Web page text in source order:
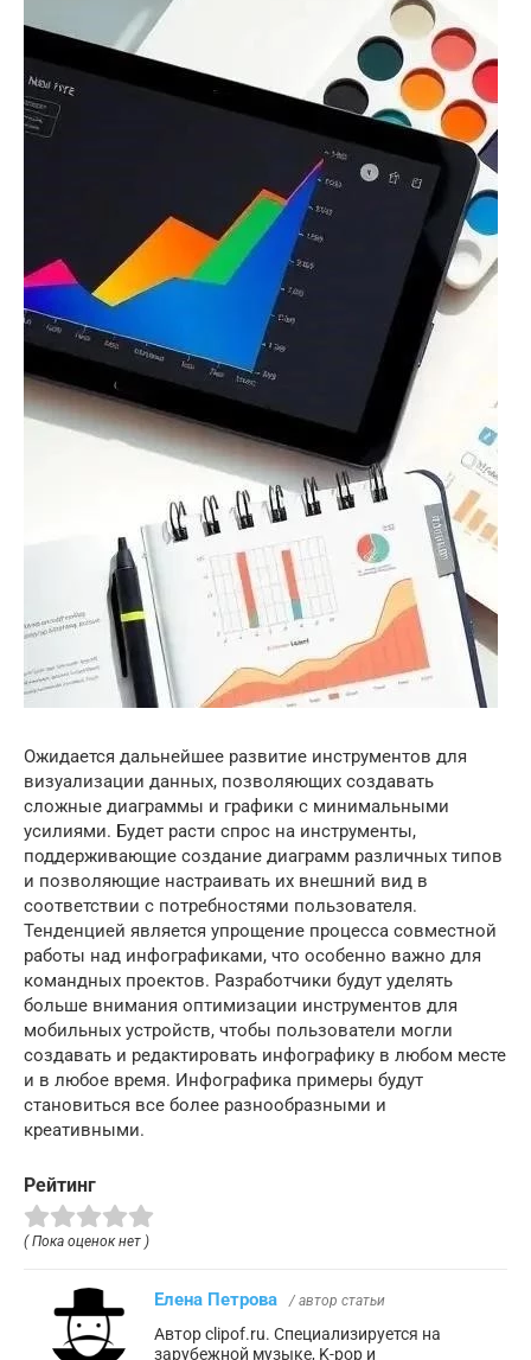
Ожидается дальнейшее развитие инструментов для
визуализации данных, позволяющих создавать
сложные диаграммы и графики с минимальными
усилиями. Будет расти спрос на инструменты,
поддерживающие создание диаграмм различных типов
и позволяющие настраивать их внешний вид в
соответствии с потребностями пользователя.
Тенденцией является упрощение процесса совместной
работы над инфографиками, что особенно важно для
командных проектов. Разработчики будут уделять
больше внимания оптимизации инструментов для
мобильных устройств, чтобы пользователи могли
создавать и редактировать инфографику в любом месте
и в любое время. Инфографика примеры будут
становиться все более разнообразными и
креативными.
Рейтинг
( Пока оценок нет )
Елена Петрова / автор статьи
Автор clipof.ru. Специализируется на
зарубежной музыке, K-pop и